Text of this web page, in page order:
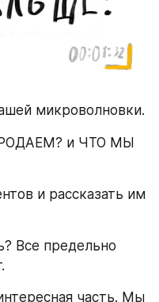
микроволновки.
и ЧТО МЫ
и рассказать им
Все предельно
часть. Мы